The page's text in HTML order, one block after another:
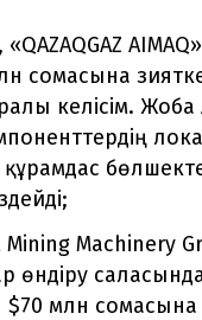
сомасына
келісім.
Machinery
өндіру
$70 млн